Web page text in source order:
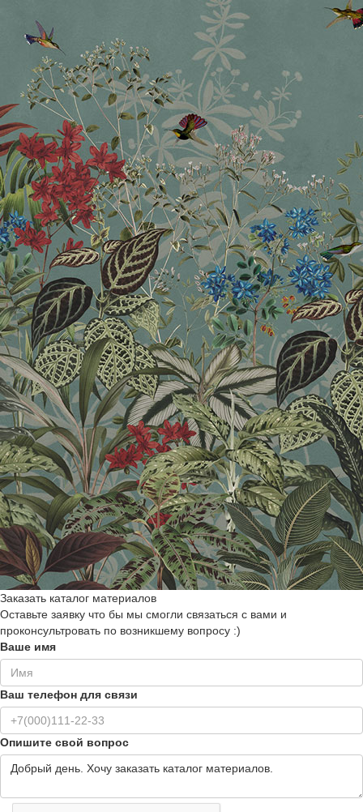
Заказать каталог материалов
Оставьте заявку что бы мы смогли связаться с вами и
проконсультровать по возникшему вопросу :)
Ваше имя
Ваш телефон для связи
Опишите свой вопрос